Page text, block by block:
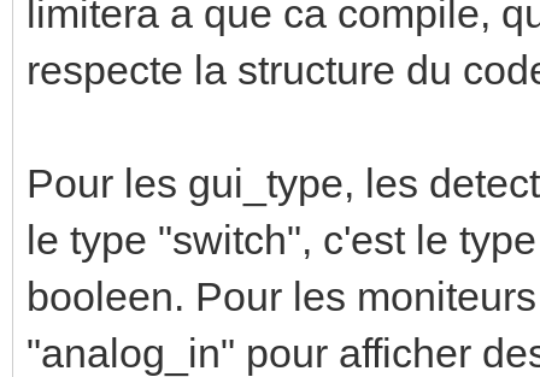
limitera a que ca compile,
respecte la structure du
Pour les gui_type, les
le type "switch", c'est le
booleen. Pour les
"analog_in" pour afficher